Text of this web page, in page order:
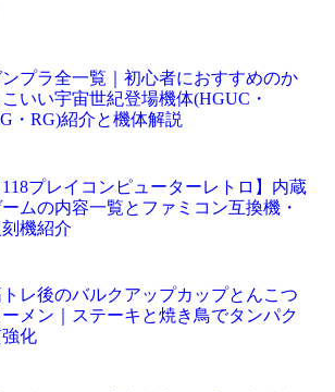
ンプラ全一覧｜初心者におすすめのか
こいい宇宙世紀登場機体(HGUC・
・RG)紹介と機体解説
118プレイコンピューターレトロ】内蔵
ムの内容一覧とファミコン互換機・
機紹介
レ後のバルクアップカップとんこつ
ーメン｜ステーキと焼き鳥でタンパク
化